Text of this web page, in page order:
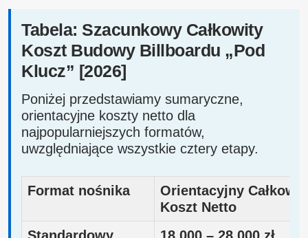
Tabela: Szacunkowy Całkowity
Koszt Budowy Billboardu „Pod
Klucz” [2026]
Poniżej przedstawiamy sumaryczne,
orientacyjne koszty netto dla
najpopularniejszych formatów,
uwzględniające wszystkie cztery etapy.
Format nośnika
Orientacyjny
Koszt Netto